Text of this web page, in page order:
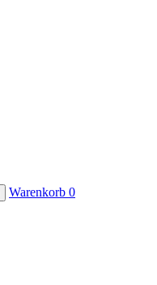
Warenkorb 0